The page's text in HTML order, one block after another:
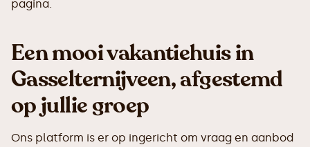
pagina.
Een mooi vakantiehuis in
Gasselternijveen, afgestemd
op jullie groep
Ons platform is er op ingericht om vraag en aanbod